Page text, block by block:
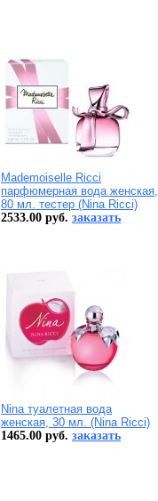
Mademoiselle Ricci
парфюмерная вода женская,
80 мл. тестер (Nina Ricci)
2533.00 руб. заказать
Nina туалетная вода
женская, 30 мл. (Nina Ricci)
1465.00 руб. заказать